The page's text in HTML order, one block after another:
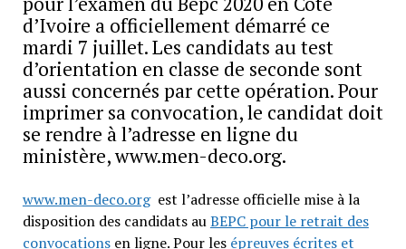
d’Ivoire a officiellement démarré ce
mardi 7 juillet. Les candidats au test
d’orientation en classe de seconde sont
aussi concernés par cette opération. Pour
imprimer sa convocation, le candidat doit
se rendre à l’adresse en ligne du
ministère, www.men-deco.org.
www.men-deco.orgest l’adresse officielle mise à la
disposition des candidats auBEPC pour le retrait des
convocationsen ligne. Pour les épreuves écrites et